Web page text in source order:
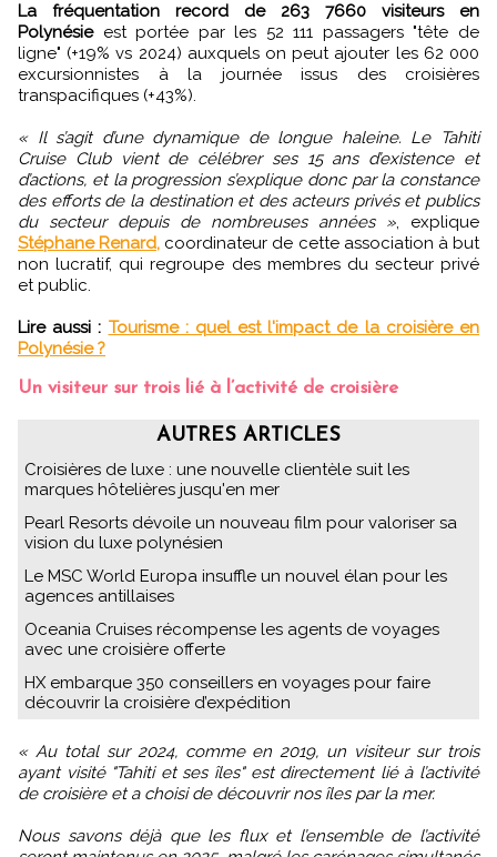
La fréquentation record de 263 7660 visiteurs en
Polynésie est portée par les 52 111 passagers "tête de
ligne" (+19% vs 2024) auxquels on peut ajouter les 62 000
excursionnistes à la journée issus des croisières
transpacifiques (+43%).
« Il s’agit d’une dynamique de longue haleine. Le Tahiti
Cruise Club vient de célébrer ses 15 ans d’existence et
d’actions, et la progression s’explique donc par la constance
des efforts de la destination et des acteurs privés et publics
du secteur depuis de nombreuses années », explique
Stéphane Renard, coordinateur de cette association à but
non lucratif, qui regroupe des membres du secteur privé
et public.
Lire aussi : Tourisme : quel est l'impact de la croisière en
Polynésie ?
Un visiteur sur trois lié à l’activité de croisière
AUTRES ARTICLES
Croisières de luxe : une nouvelle clientèle suit les
marques hôtelières jusqu'en mer
Pearl Resorts dévoile un nouveau film pour valoriser sa
vision du luxe polynésien
Le MSC World Europa insuffle un nouvel élan pour les
agences antillaises
Oceania Cruises récompense les agents de voyages
avec une croisière offerte
HX embarque 350 conseillers en voyages pour faire
découvrir la croisière d’expédition
« Au total sur 2024, comme en 2019, un visiteur sur trois
ayant visité "Tahiti et ses îles" est directement lié à l’activité
de croisière et a choisi de découvrir nos îles par la mer.
Nous savons déjà que les flux et l’ensemble de l’activité